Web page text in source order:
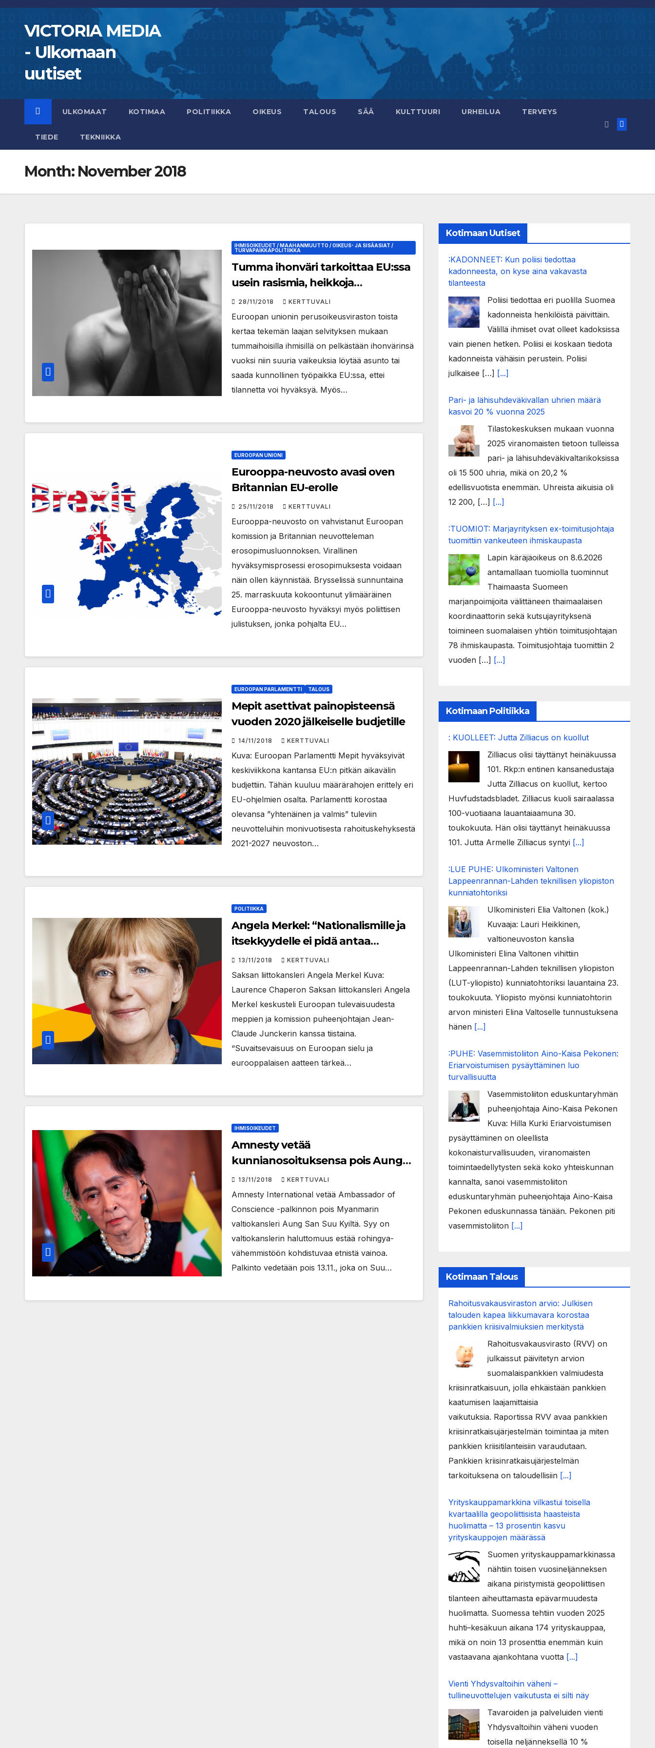
Skip
contentVICTORIA MEDIA
- Ulkomaan
uutiset
ULKOMAAT KOTIMAA POLITIIKKA OIKEUS TALOUS SÄÄ KULTTUURI URHEILUA TERVEYS
TIEDE TEKNIIKKA
Month: November 2018
IHMISOIKEUDET / MAAHANMUUTTO / OIKEUS- JA SISÄASIAT /
TURVAPAIKKAPOLITIIKKA
Tumma ihonväri tarkoittaa EU:ssa
usein rasismia, heikkoja
asumisoloja ja kehnoja työpaikkoja
28/11/2018 KERTTUVALI
Euroopan unionin perusoikeusviraston toista
kertaa tekemän laajan selvityksen mukaan
tummaihoisilla ihmisillä on pelkästään ihonvärinsä
vuoksi niin suuria vaikeuksia löytää asunto tai
saada kunnollinen työpaikka EU:ssa, ettei
tilannetta voi hyväksyä. Myös…
EUROOPAN UNIONI
Eurooppa-neuvosto avasi oven
Britannian EU-erolle
25/11/2018 KERTTUVALI
Eurooppa-neuvosto on vahvistanut Euroopan
komission ja Britannian neuvotteleman
erosopimusluonnoksen. Virallinen
hyväksymisprosessi erosopimuksesta voidaan
näin ollen käynnistää. Brysselissä sunnuntaina
25. marraskuuta kokoontunut ylimääräinen
Eurooppa-neuvosto hyväksyi myös poliittisen
julistuksen, jonka pohjalta EU…
EUROOPAN PARLAMENTTI TALOUS
Mepit asettivat painopisteensä
vuoden 2020 jälkeiselle budjetille
14/11/2018 KERTTUVALI
Kuva: Euroopan Parlamentti Mepit hyväksyivät
keskiviikkona kantansa EU:n pitkän aikavälin
budjettiin. Tähän kuuluu määrärahojen erittely eri
EU-ohjelmien osalta. Parlamentti korostaa
olevansa ”yhtenäinen ja valmis” tuleviin
neuvotteluihin monivuotisesta rahoituskehyksestä
2021-2027 neuvoston…
POLITIIKKA
Angela Merkel: “Nationalismille ja
itsekkyydelle ei pidä antaa
jalansijaa Euroopassa”
13/11/2018 KERTTUVALI
Saksan liittokansleri Angela Merkel Kuva:
Laurence Chaperon Saksan liittokansleri Angela
Merkel keskusteli Euroopan tulevaisuudesta
meppien ja komission puheenjohtajan Jean-
Claude Junckerin kanssa tiistaina.
“Suvaitsevaisuus on Euroopan sielu ja
eurooppalaisen aatteen tärkeä…
IHMISOIKEUDET
Amnesty vetää
kunnianosoituksensa pois Aung
San Suu Kyiltä
13/11/2018 KERTTUVALI
Amnesty International vetää Ambassador of
Conscience -palkinnon pois Myanmarin
valtiokansleri Aung San Suu Kyiltä. Syy on
valtiokanslerin haluttomuus estää rohingya-
vähemmistöön kohdistuvaa etnistä vainoa.
Palkinto vedetään pois 13.11., joka on Suu…
Kotimaan Uutiset
:KADONNEET: Kun poliisi tiedottaa
kadonneesta, on kyse aina vakavasta
tilanteesta
Poliisi tiedottaa eri puolilla Suomea
kadonneista henkilöistä päivittäin.
Välillä ihmiset ovat olleet kadoksissa
vain pienen hetken. Poliisi ei koskaan tiedota
kadonneista vähäisin perustein. Poliisi
julkaisee […] [...]
Pari- ja lähisuhdeväkivallan uhrien määrä
kasvoi 20 % vuonna 2025
Tilastokeskuksen mukaan vuonna
2025 viranomaisten tietoon tulleissa
pari- ja lähisuhdeväkivaltarikoksissa
oli 15 500 uhria, mikä on 20,2 %
edellisvuotista enemmän. Uhreista aikuisia oli
12 200, […] [...]
:TUOMIOT: Marjayrityksen ex-toimitusjohtaja
tuomittiin vankeuteen ihmiskaupasta
Lapin käräjäoikeus on 8.6.2026
antamallaan tuomiolla tuominnut
Thaimaasta Suomeen
marjanpoimijoita välittäneen thaimaalaisen
koordinaattorin sekä kutsujayrityksenä
toimineen suomalaisen yhtiön toimitusjohtajan
78 ihmiskaupasta. Toimitusjohtaja tuomittiin 2
vuoden […] [...]
Kotimaan Politiikka
: KUOLLEET: Jutta Zilliacus on kuollut
Zilliacus olisi täyttänyt heinäkuussa
101. Rkp:n entinen kansanedustaja
Jutta Zilliacus on kuollut, kertoo
Huvfudstadsbladet. Zilliacus kuoli sairaalassa
100-vuotiaana lauantaiaamuna 30.
toukokuuta. Hän olisi täyttänyt heinäkuussa
101. Jutta Armelle Zilliacus syntyi [...]
:LUE PUHE: Ulkoministeri Valtonen
Lappeenrannan-Lahden teknillisen yliopiston
kunniatohtoriksi
Ulkoministeri Elia Valtonen (kok.)
Kuvaaja: Lauri Heikkinen,
valtioneuvoston kanslia
Ulkoministeri Elina Valtonen vihittiin
Lappeenrannan-Lahden teknillisen yliopiston
(LUT-yliopisto) kunniatohtoriksi lauantaina 23.
toukokuuta. Yliopisto myönsi kunniatohtorin
arvon ministeri Elina Valtoselle tunnustuksena
hänen [...]
:PUHE: Vasemmistoliiton Aino-Kaisa Pekonen:
Eriarvoistumisen pysäyttäminen luo
turvallisuutta
Vasemmistoliiton eduskuntaryhmän
puheenjohtaja Aino-Kaisa Pekonen
Kuva: Hilla Kurki Eriarvoistumisen
pysäyttäminen on oleellista
kokonaisturvallisuuden, viranomaisten
toimintaedellytysten sekä koko yhteiskunnan
kannalta, sanoi vasemmistoliiton
eduskuntaryhmän puheenjohtaja Aino-Kaisa
Pekonen eduskunnassa tänään. Pekonen piti
vasemmistoliiton [...]
Kotimaan Talous
Rahoitusvakausviraston arvio: Julkisen
talouden kapea liikkumavara korostaa
pankkien kriisivalmiuksien merkitystä
Rahoitusvakausvirasto (RVV) on
julkaissut päivitetyn arvion
suomalaispankkien valmiudesta
kriisinratkaisuun, jolla ehkäistään pankkien
kaatumisen laajamittaisia
vaikutuksia. Raportissa RVV avaa pankkien
kriisinratkaisujärjestelmän toimintaa ja miten
pankkien kriisitilanteisiin varaudutaan.
Pankkien kriisinratkaisujärjestelmän
tarkoituksena on taloudellisiin [...]
Yrityskauppamarkkina vilkastui toisella
kvartaalilla geopoliittisista haasteista
huolimatta – 13 prosentin kasvu
yrityskauppojen määrässä
Suomen yrityskauppamarkkinassa
nähtiin toisen vuosineljänneksen
aikana piristymistä geopoliittisen
tilanteen aiheuttamasta epävarmuudesta
huolimatta. Suomessa tehtiin vuoden 2025
huhti–kesäkuun aikana 174 yrityskauppaa,
mikä on noin 13 prosenttia enemmän kuin
vastaavana ajankohtana vuotta [...]
Vienti Yhdysvaltoihin väheni –
tullineuvottelujen vaikutusta ei silti näy
Tavaroiden ja palveluiden vienti
Yhdysvaltoihin väheni vuoden
toisella neljänneksellä 10 %